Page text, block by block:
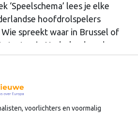
‘Speelschema’ lees je elke
hoofdrolspelers
spreekt waar in Brussel of
er in Nederland op de
voorlichters en voormalig